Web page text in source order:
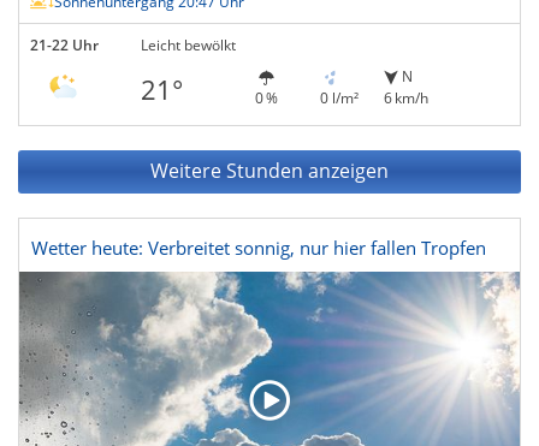
21-22 Uhr Leicht bewölkt
21° 0 % 0 l/m²
N
6 km/h
Weitere Stunden anzeigen
Wetter heute: Verbreitet sonnig, nur hier fallen Tropfen